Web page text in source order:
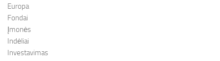
Europa
Fondai
Įmonės
Indėliai
Investavimas